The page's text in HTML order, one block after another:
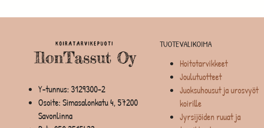
Y-tunnus: 3129300-2
Osoite: Simasalonkatu 4, 57200
Savonlinna
TUOTEVALIKOIMA
Hoitotarvikkeet
Joulutuotteet
Juoksuhousut ja urosvyöt
koirille
Jyrsijöiden ruuat ja